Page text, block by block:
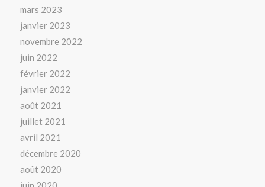
mars 2023
janvier 2023
novembre 2022
juin 2022
février 2022
janvier 2022
août 2021
juillet 2021
avril 2021
décembre 2020
août 2020